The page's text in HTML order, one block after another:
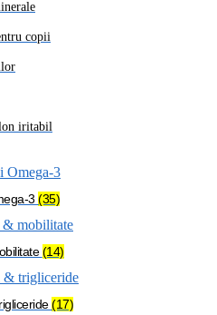
copii
iritabil
3 (35)
(14)
(17)